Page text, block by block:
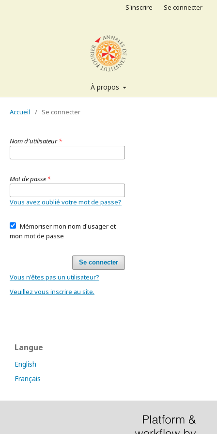
À propos
S'inscrire Se connecter
Accueil / Se connecter
Nom d'utilisateur*
Mot de passe *
Vous avez oublié votre mot de passe?
Mémoriser mon nom d'usager et
mon mot de passe
Se connecter
Vous n'êtes pas un utilisateur?
Veuillez vous inscrire au site.
Langue
English
Français